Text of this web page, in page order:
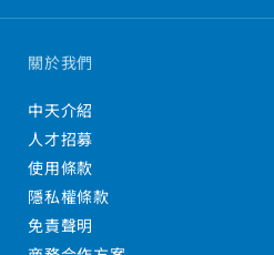
關於我們
中天介紹
人才招募
使用條款
隱私權條款
免責聲明